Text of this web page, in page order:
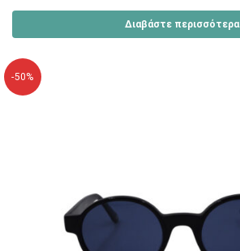
Διαβάστε περισσότερα
-50%